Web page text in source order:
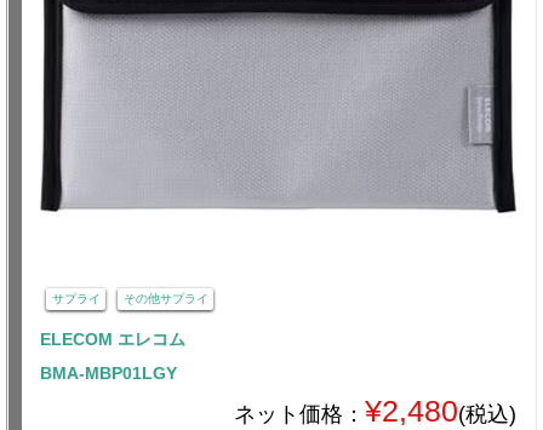
サプライ その他サプライ
ELECOM エレコム
BMA-MBP01LGY
ネット価格： ¥2,480(税込)